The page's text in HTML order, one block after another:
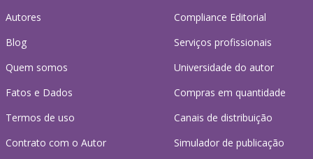
Autores
Blog
Quem somos
Fatos e Dados
Termos de uso
Contrato com o Autor
Compliance Editorial
Serviços profissionais
Universidade do autor
Compras em quantidade
Canais de distribuição
Simulador de publicação